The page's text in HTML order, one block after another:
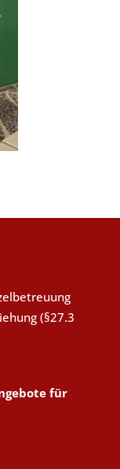
(§27.3
für